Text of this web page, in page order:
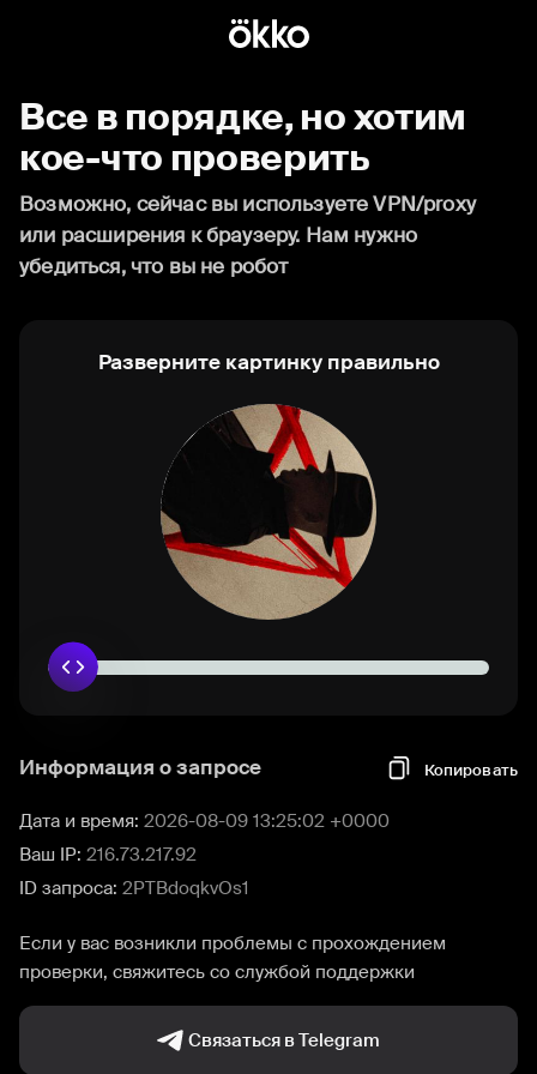
Все в порядке, но хотим
кое-что проверить
Возможно, сейчас вы используете VPN/proxy
или расширения к браузеру. Нам нужно
убедиться, что вы не робот
Разверните картинку правильно
Информация о запросе Копировать
Дата и время: 2026-08-09 13:25:02 +0000
Ваш IP: 216.73.217.92
ID запроса: 2PTBdoqkvOs1
Если у вас возникли проблемы с прохождением
проверки, свяжитесь со службой поддержки
Связаться в Telegram